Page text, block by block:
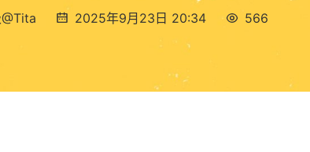
2025年9月23日 20:34 566